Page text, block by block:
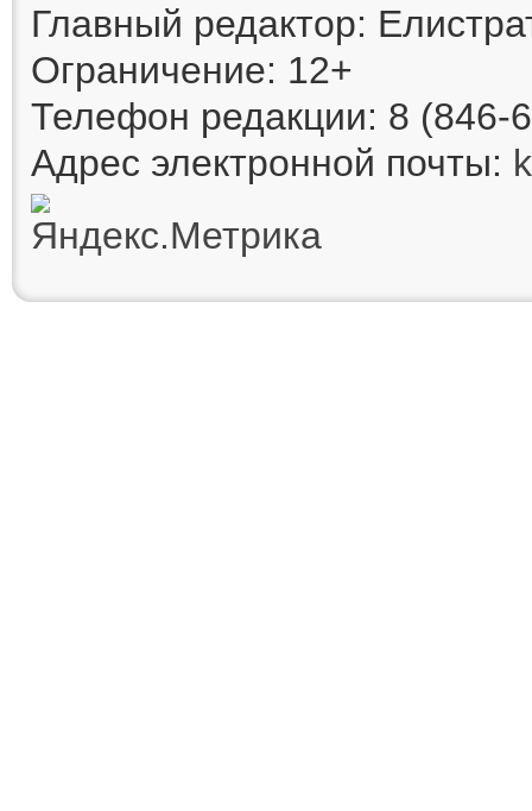
Главный редактор:
Ограничение: 12+
Телефон редакции: 8 (846-
Адрес электронной почты: